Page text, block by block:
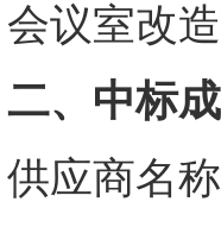
会议室改
二、中标
供应商名称